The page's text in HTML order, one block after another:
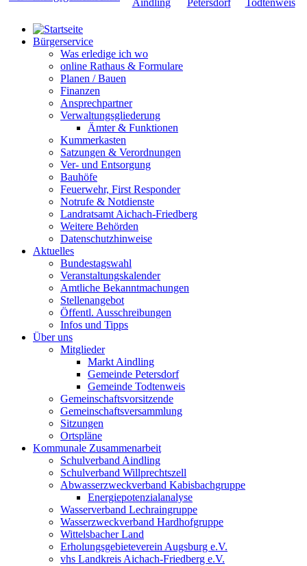
Bürgerservice
Was erledige ich wo
online Rathaus & Formulare
Planen / Bauen
Finanzen
Ansprechpartner
Verwaltungsgliederung
Ämter & Funktionen
Kummerkasten
Satzungen & Verordnungen
Ver- und Entsorgung
Bauhöfe
Feuerwehr, First Responder
Notrufe & Notdienste
Landratsamt Aichach-Friedberg
Weitere Behörden
Datenschutzhinweise
Aktuelles
Bundestagswahl
Veranstaltungskalender
Amtliche Bekanntmachungen
Stellenangebot
Öffentl. Ausschreibungen
Infos und Tipps
Über uns
Mitglieder
Markt Aindling
Gemeinde Petersdorf
Gemeinde Todtenweis
Gemeinschaftsvorsitzende
Gemeinschaftsversammlung
Sitzungen
Ortspläne
Kommunale Zusammenarbeit
Schulverband Aindling
Schulverband Willprechtszell
Abwasserzweckverband Kabisbachgruppe
Energiepotenzialanalyse
Wasserverband Lechraingruppe
Wasserzweckverband Hardhofgruppe
Wittelsbacher Land
Erholungsgebieteverein Augsburg e.V.
vhs Landkreis Aichach-Friedberg e.V.